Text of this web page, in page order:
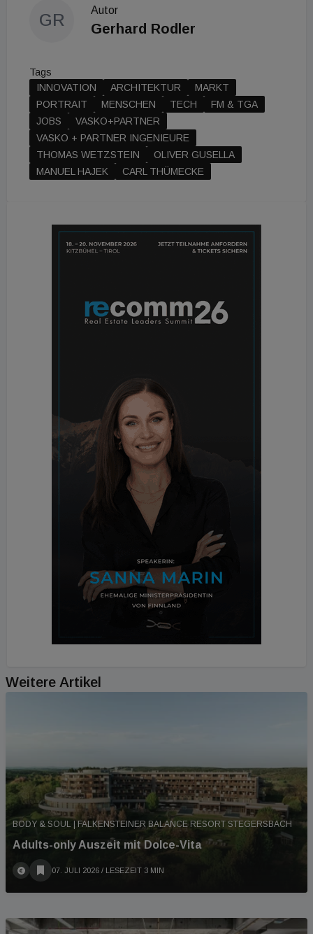
GR
Autor
Gerhard Rodler
Tags
INNOVATION
ARCHITEKTUR
MARKT
PORTRAIT
MENSCHEN TECH
FM & TGA
JOBS
VASKO+PARTNER
VASKO + PARTNER INGENIEURE
THOMAS WETZSTEIN
OLIVER GUSELLA
MANUEL HAJEK
CARL THÜMECKE
Weitere Artikel
BODY & SOUL | FALKENSTEINER BALANCE RESORT STEGERSBACH
Adults-only Auszeit mit Dolce-Vita
07. JULI 2026 / LESEZEIT 3 MIN